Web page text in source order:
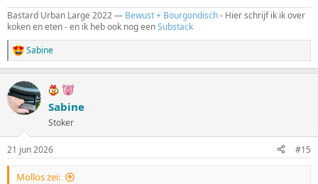
Bastard Urban Large 2022 — Bewust + Bourgondisch- Hier schrijf ik ik over
koken en eten - en ik heb ook nog eenSubstack
W
a
r
d
e
i
n
g
e
Sabine
Sabine
Stoker
21 jun 2026 #15
Mollos zei: